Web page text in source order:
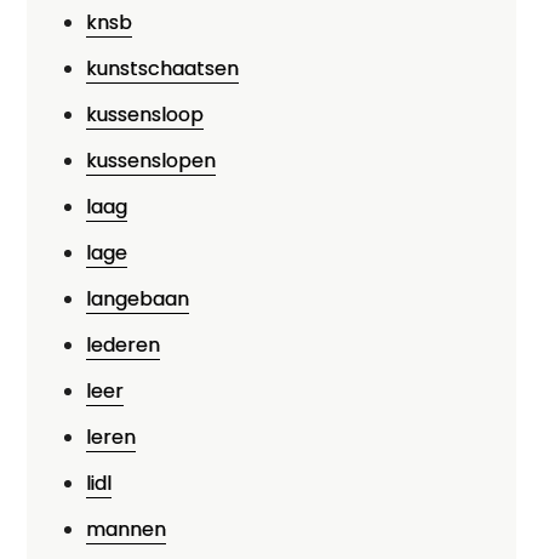
knsb
kunstschaatsen
kussensloop
kussenslopen
laag
lage
langebaan
lederen
leer
leren
lidl
mannen